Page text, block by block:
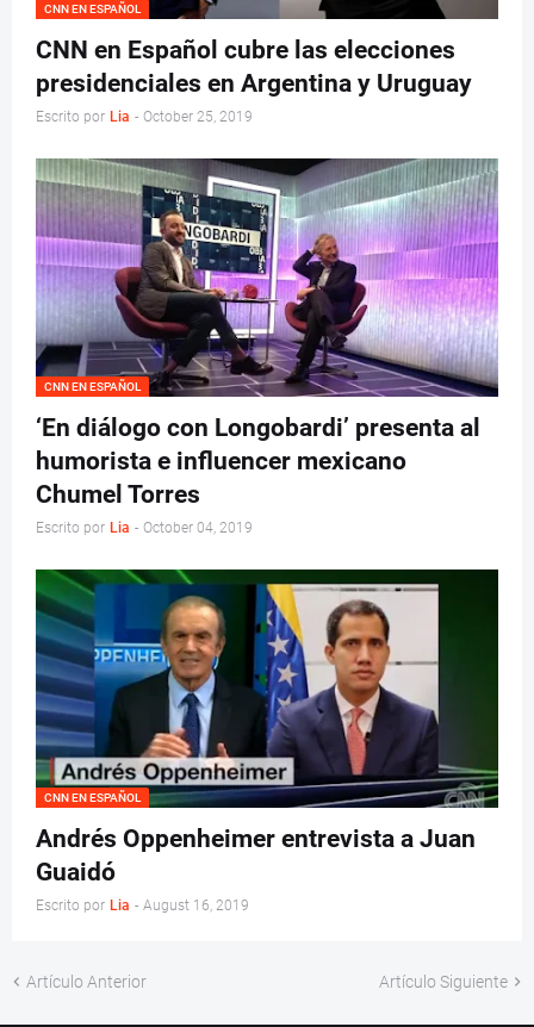
CNN EN ESPAÑOL
CNN en Español cubre las elecciones
presidenciales en Argentina y Uruguay
Escrito por Lia - October 25, 2019
CNN EN ESPAÑOL
‘En diálogo con Longobardi’ presenta al
humorista e influencer mexicano
Chumel Torres
Escrito por Lia - October 04, 2019
CNN EN ESPAÑOL
Andrés Oppenheimer entrevista a Juan
Guaidó
Escrito por Lia - August 16, 2019
Artículo Anterior Artículo Siguiente